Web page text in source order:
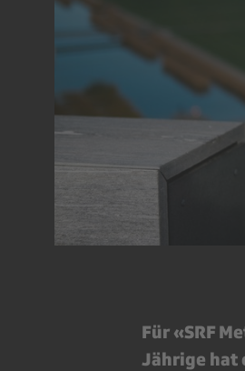
Für «SRF
Jährige hat